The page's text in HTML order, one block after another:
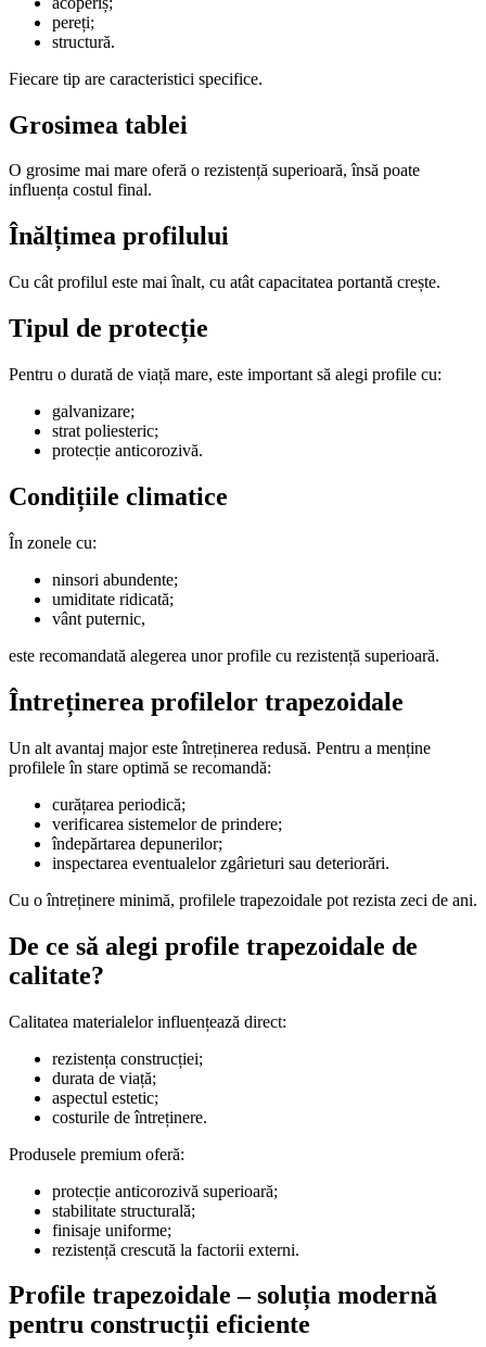
pereți;
structură.
Fiecare tip are caracteristici specifice.
Grosimea tablei
O grosime mai mare oferă o rezistență superioară, însă poate
influența costul final.
Înălțimea profilului
Cu cât profilul este mai înalt, cu atât capacitatea portantă crește.
Tipul de protecție
Pentru o durată de viață mare, este important să alegi profile cu:
galvanizare;
strat poliesteric;
protecție anticorozivă.
Condițiile climatice
În zonele cu:
ninsori abundente;
umiditate ridicată;
vânt puternic,
este recomandată alegerea unor profile cu rezistență superioară.
Întreținerea profilelor trapezoidale
Un alt avantaj major este întreținerea redusă. Pentru a menține
profilele în stare optimă se recomandă:
curățarea periodică;
verificarea sistemelor de prindere;
îndepărtarea depunerilor;
inspectarea eventualelor zgârieturi sau deteriorări.
Cu o întreținere minimă, profilele trapezoidale pot rezista zeci de ani.
De ce să alegi profile trapezoidale de
calitate?
Calitatea materialelor influențează direct:
rezistența construcției;
durata de viață;
aspectul estetic;
costurile de întreținere.
Produsele premium oferă:
protecție anticorozivă superioară;
stabilitate structurală;
finisaje uniforme;
rezistență crescută la factorii externi.
Profile trapezoidale – soluția modernă
pentru construcții eficiente